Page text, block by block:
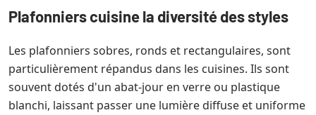
Plafonniers cuisine la diversité des styles
Les plafonniers sobres, ronds et rectangulaires, sont
particulièrement répandus dans les cuisines. Ils sont
souvent dotés d'un abat-jour en verre ou plastique
blanchi, laissant passer une lumière diffuse et uniforme